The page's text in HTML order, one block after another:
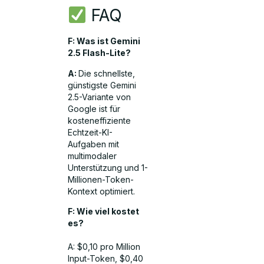
FAQ
F: Was ist Gemini
2.5 Flash-Lite?
A:Die schnellste,
günstigste Gemini
2.5-Variante von
Google ist für
kosteneffiziente
Echtzeit-KI-
Aufgaben mit
multimodaler
Unterstützung und 1-
Millionen-Token-
Kontext optimiert.
F: Wie viel kostet
es?
A: $0,10 pro Million
Input-Token, $0,40